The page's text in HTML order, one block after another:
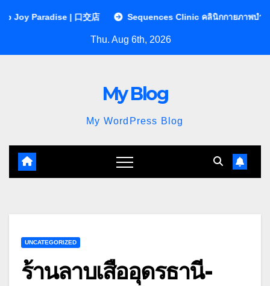
交店 Sequences Clinic คลินิกกายภาพบำบัด | หมอนรองกระดูก
Thu. Aug 6th, 2026
My Blog
My WordPress Blog
UNCATEGORIZED
ร้านลาบเสืออุดรธานี-